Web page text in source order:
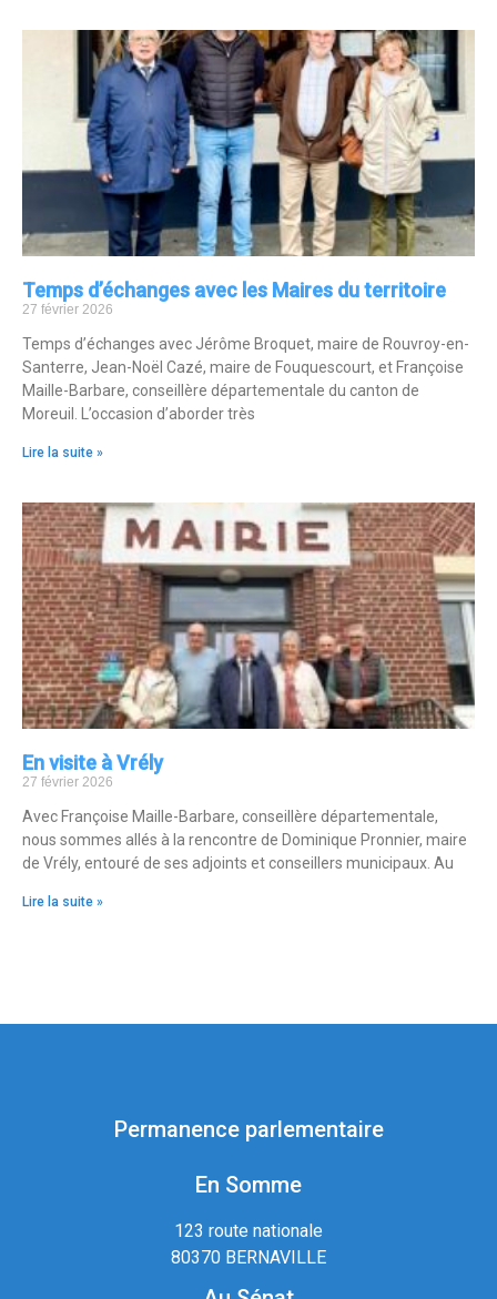
Temps d’échanges avec les Maires du territoire
27 février 2026
Temps d’échanges avec Jérôme Broquet, maire de Rouvroy-en-
Santerre, Jean-Noël Cazé, maire de Fouquescourt, et Françoise
Maille-Barbare, conseillère départementale du canton de
Moreuil. L’occasion d’aborder très
Lire la suite »
En visite à Vrély
27 février 2026
Avec Françoise Maille-Barbare, conseillère départementale,
nous sommes allés à la rencontre de Dominique Pronnier, maire
de Vrély, entouré de ses adjoints et conseillers municipaux. Au
Lire la suite »
Permanence parlementaire
En Somme
123 route nationale
80370 BERNAVILLE